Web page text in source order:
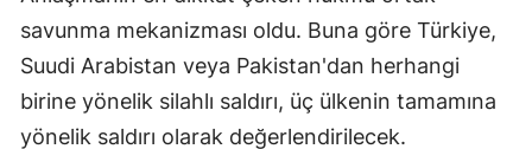
savunma mekanizması oldu. Buna göre Türkiye,
Suudi Arabistan veya Pakistan'dan herhangi
birine yönelik silahlı saldırı, üç ülkenin tamamına
yönelik saldırı olarak değerlendirilecek.